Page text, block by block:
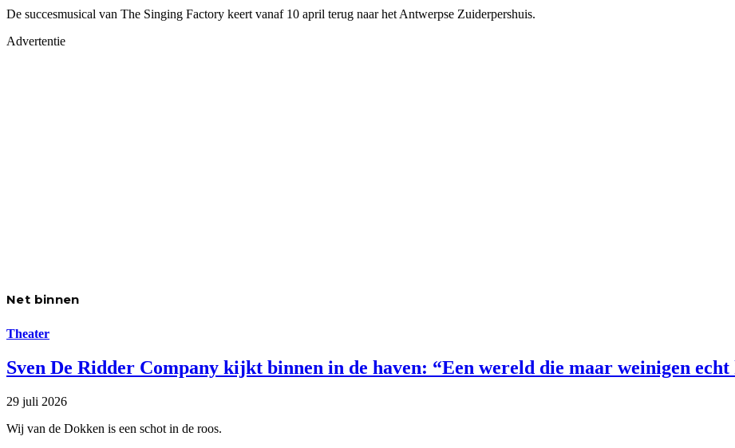
De succesmusical van The Singing Factory keert vanaf 10 april terug naar het Antwerpse Zuiderpershuis.
Advertentie
Net binnen
Theater
Sven De Ridder Company kijkt binnen in de haven: “Een wereld die maar weinigen echt
29 juli 2026
Wij van de Dokken is een schot in de roos.